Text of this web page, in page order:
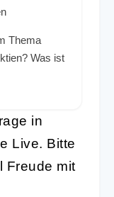
Thema
Was ist
in
Live. Bitte
Freude mit